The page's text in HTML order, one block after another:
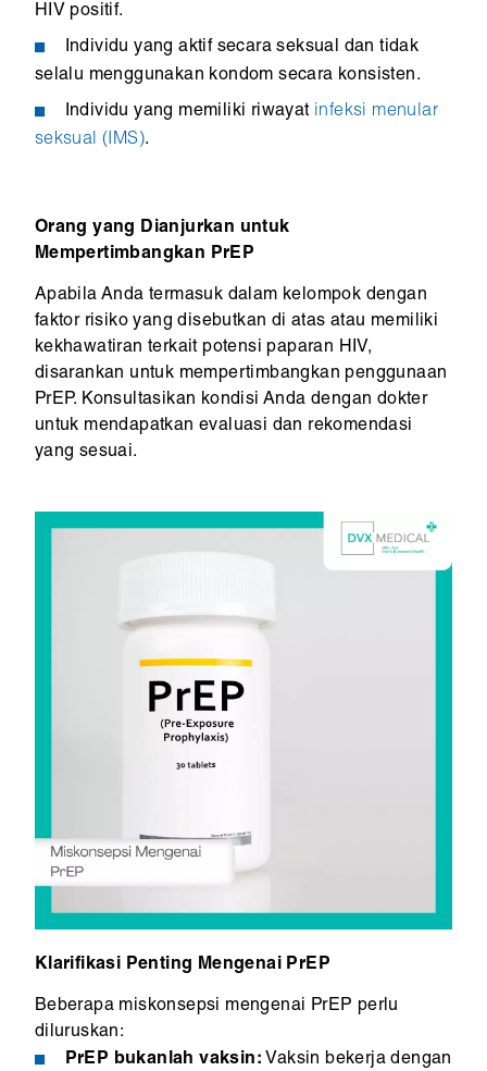
HIV positif.
Individu yang aktif secara seksual dan tidak
selalu menggunakan kondom secara konsisten.
Individu yang memiliki riwayat infeksi menular
seksual (IMS).
Orang yang Dianjurkan untuk
Mempertimbangkan PrEP
Apabila Anda termasuk dalam kelompok dengan
faktor risiko yang disebutkan di atas atau memiliki
kekhawatiran terkait potensi paparan HIV,
disarankan untuk mempertimbangkan penggunaan
PrEP. Konsultasikan kondisi Anda dengan dokter
untuk mendapatkan evaluasi dan rekomendasi
yang sesuai.
Klarifikasi Penting Mengenai PrEP
Beberapa miskonsepsi mengenai PrEP perlu
diluruskan:
PrEP bukanlah vaksin: Vaksin bekerja dengan